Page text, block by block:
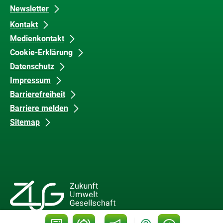
Newsletter
Kontakt
Medienkontakt
Cookie-Erklärung
Datenschutz
Impressum
Barrierefreiheit
Barriere melden
Sitemap